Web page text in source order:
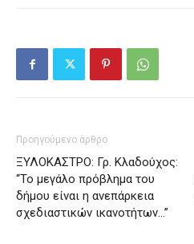
Προηγούμενο άρθρο
ΞΥΛΟΚΑΣΤΡΟ: Γρ. Κλαδούχος:
“Το μεγάλο πρόβλημα του
δήμου είναι η ανεπάρκεια
σχεδιαστικών ικανοτήτων…”